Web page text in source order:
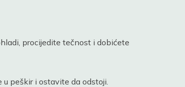
procijedite tečnost i dobićete
peškir i ostavite da odstoji.